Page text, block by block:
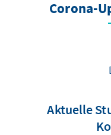
Corona-
Aktuelle